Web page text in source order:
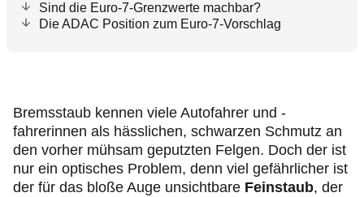
Sind die Euro-7-Grenzwerte machbar?
Die ADAC Position zum Euro-7-Vorschlag
Bremsstaub kennen viele Autofahrer und -
fahrerinnen als hässlichen, schwarzen Schmutz an
den vorher mühsam geputzten Felgen. Doch der ist
nur ein optisches Problem, denn viel gefährlicher ist
der für das bloße Auge unsichtbare Feinstaub, der